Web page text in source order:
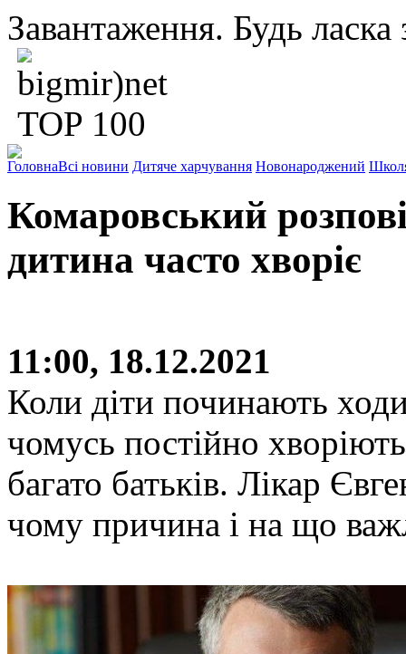
Завантаження. Будь ласка
ГоловнаВсі новини Дитяче харчування Новонароджений
Комаровський
дитина часто хворіє
11:00, 18.12.2021
Коли діти починають
чомусь постійно
багато батьків. Лікар
чому причина і на що